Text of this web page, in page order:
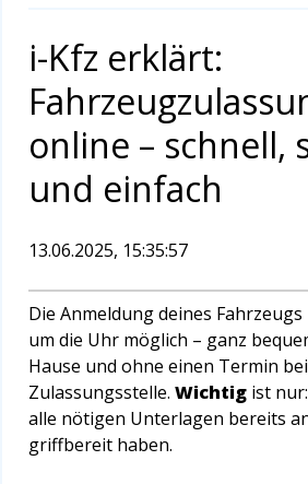
i-Kfz erklärt:
online – schnell,
und einfach
13.06.2025, 15:35:57
Die Anmeldung deines
um die Uhr möglich – ganz
Hause und ohne einen Termin
Zulassungsstelle. Wichtig ist
alle nötigen Unterlagen bereits
griffbereit haben.